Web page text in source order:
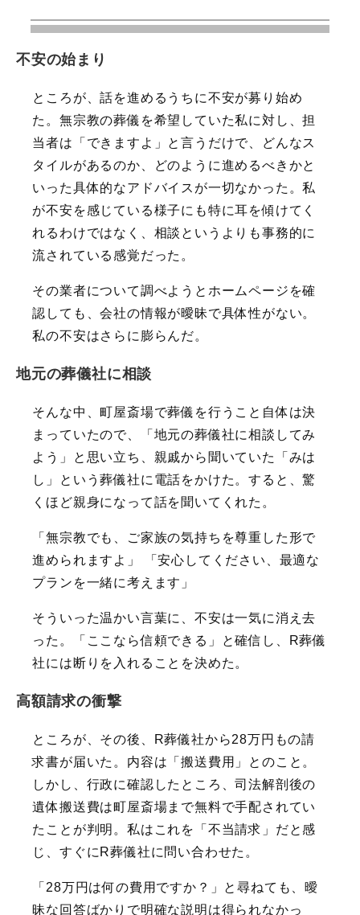
不安の始まり
ところが、話を進めるうちに不安が募り始め
た。無宗教の葬儀を希望していた私に対し、担
当者は「できますよ」と言うだけで、どんなス
タイルがあるのか、どのように進めるべきかと
いった具体的なアドバイスが一切なかった。私
が不安を感じている様子にも特に耳を傾けてく
れるわけではなく、相談というよりも事務的に
流されている感覚だった。
その業者について調べようとホームページを確
認しても、会社の情報が曖昧で具体性がない。
私の不安はさらに膨らんだ。
地元の葬儀社に相談
そんな中、町屋斎場で葬儀を行うこと自体は決
まっていたので、「地元の葬儀社に相談してみ
よう」と思い立ち、親戚から聞いていた「みは
し」という葬儀社に電話をかけた。すると、驚
くほど親身になって話を聞いてくれた。
「無宗教でも、ご家族の気持ちを尊重した形で
進められますよ」 「安心してください、最適な
プランを一緒に考えます」
そういった温かい言葉に、不安は一気に消え去
った。「ここなら信頼できる」と確信し、R葬儀
社には断りを入れることを決めた。
高額請求の衝撃
ところが、その後、R葬儀社から28万円もの請
求書が届いた。内容は「搬送費用」とのこと。
しかし、行政に確認したところ、司法解剖後の
遺体搬送費は町屋斎場まで無料で手配されてい
たことが判明。私はこれを「不当請求」だと感
じ、すぐにR葬儀社に問い合わせた。
「28万円は何の費用ですか？」と尋ねても、曖
昧な回答ばかりで明確な説明は得られなかっ